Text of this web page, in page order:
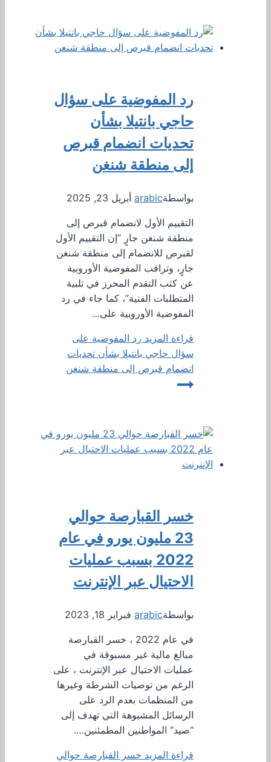
رد المفوضية على سؤال
حاجي بانتيلا بشأن
تحديات انضمام قبرص
إلى منطقة شنغن
بواسطةarabic أبريل 23, 2025
التقييم الأول لانضمام قبرص إلى
منطقة شنغن جارٍ “إن التقييم الأول
لقبرص للانضمام إلى منطقة شنغن
جارٍ، وتراقب المفوضية الأوروبية
عن كثب التقدم المحرز في تلبية
المتطلبات الفنية”، كما جاء في رد
المفوضية الأوروبية على…
قراءة المزيد رد المفوضية على
سؤال حاجي بانتيلا بشأن تحديات
انضمام قبرص إلى منطقة شنغن
خسر القبارصة حوالي
23 مليون يورو في عام
2022 بسبب عمليات
الاحتيال عبر الإنترنت
بواسطةarabic فبراير 18, 2023
في عام 2022 ، خسر القبارصة
مبالغ مالية غير مسبوقة في
عمليات الاحتيال عبر الإنترنت ، على
الرغم من توصيات الشرطة وغيرها
من المنظمات بعدم الرد على
الرسائل المشبوهة التي تهدف إلى
“صيد” المواطنين المطمئنين….
قراءة المزيد خسر القبارصة حوالي